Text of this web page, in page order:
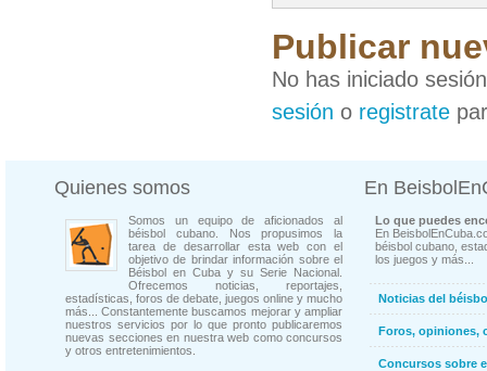
Publicar
No has iniciado
sesión o registrate
Quienes somos
Somos un equipo de aficionados al
béisbol cubano. Nos propusimos la
tarea de desarrollar esta web con el
objetivo de brindar información sobre el
Béisbol en Cuba y su Serie Nacional.
Ofrecemos noticias, reportajes,
estadísticas, foros de debate, juegos online y mucho
más... Constantemente buscamos mejorar y ampliar
nuestros servicios por lo que pronto publicaremos
nuevas secciones en nuestra web como concursos
y otros entretenimientos.
En
Lo que puedes
En
béisbol cubano,
los juegos y más...
Noticias del
Foros, opiniones,
Concursos sobre